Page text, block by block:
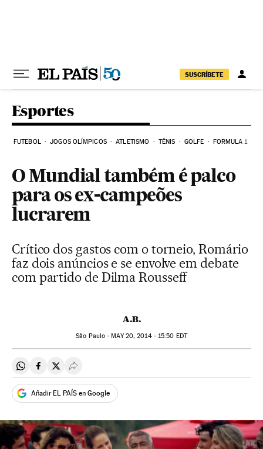
SUSCRÍBETE
Esportes
FUTEBOL JOGOS OLÍMPICOS ATLETISMO TÊNIS GOLFE FORMULA 1
O Mundial também é palco
para os ex-campeões
lucrarem
Crítico dos gastos com o torneio, Romário
faz dois anúncios e se envolve em debate
com partido de Dilma Rousseff
A.B.
São Paulo -MAY20, 2014 - 15:50 EDT
Compartir en Whatsapp
Compartir en Facebook
Compartir en Twitter
Desplegar Redes Sociales
Añadir EL PAÍS en Google